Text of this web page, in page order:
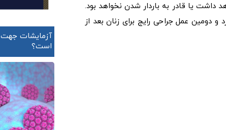
داشت یا قادر به باردار شدن نخواهد بود.
و دومین عمل جراحی رایج برای زنان بعد از
است؟